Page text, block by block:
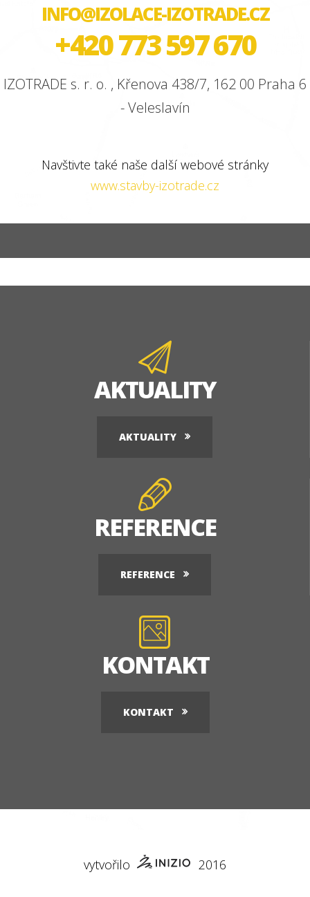
INFO@IZOLACE-IZOTRADE.CZ
+420 773 597 670
IZOTRADE s. r. o. , Křenova 438/7, 162 00 Praha 6
- Veleslavín
Navštivte také naše další webové stránky
www.stavby-izotrade.cz
AKTUALITY
AKTUALITY
REFERENCE
REFERENCE
KONTAKT
KONTAKT
vytvořilo 2016